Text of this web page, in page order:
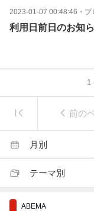
2023-01-07 00:48:46 ・ ブ
利用日前日のお知
1
前の
月別
テーマ別
ABEMA